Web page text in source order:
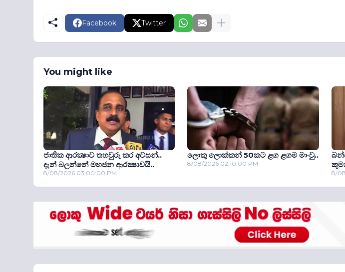
Facebook Twitter
You might like
ජාතික ආරක්‍ෂාව තහවුරු කර අවසන්..
දැන් බලන්නේ මහජන ආරක්‍ෂාවයි..
8/08/2026 03:00:00 PM
ලොකු ලොක්කන් 50කට ළග ළගම මාංචු..
8/08/2026 02:10:00 PM
8/